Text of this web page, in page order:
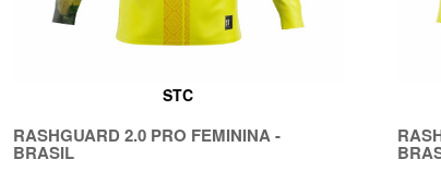
STC
RASHGUARD 2.0 PRO FEMININA -
BRASIL